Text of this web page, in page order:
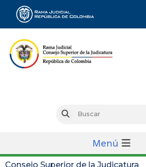
Buscar
Menú
Consejo Superior de la Judicatura